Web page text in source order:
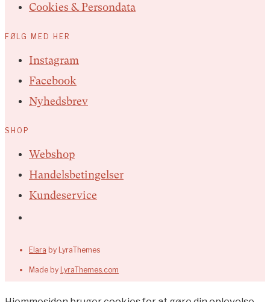
Cookies & Persondata
FØLG MED HER
Instagram
Facebook
Nyhedsbrev
SHOP
Webshop
Handelsbetingelser
Kundeservice
Elara by LyraThemes
Made by LyraThemes.com